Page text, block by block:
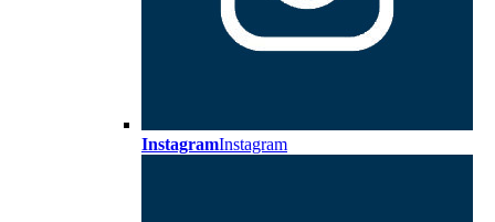
InstagramInstagram